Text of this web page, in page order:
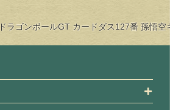
ドラゴンボールGT カードダス127番 孫悟